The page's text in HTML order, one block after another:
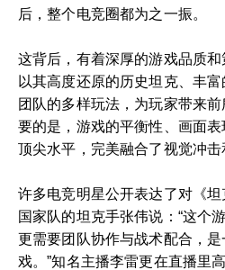
后，整个电竞圈都为之一振。
这背后，有着深厚的游戏品质和
以其高度还原的历史坦克、丰
团队的多样玩法，为玩家带来
要的是，游戏的平衡性、画面
顶尖水平，完美融合了视觉冲击
许多电竞明星公开表达了对《坦
国家队的坦克手张伟说：“这个
更需要团队协作与战术配合，
戏。”知名主播李雷更在直播里